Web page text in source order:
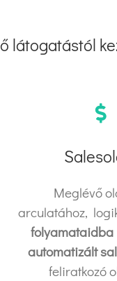
látogatástól
Meglévő
arculatához,
folyamataidba
automatizált
feliratkozó